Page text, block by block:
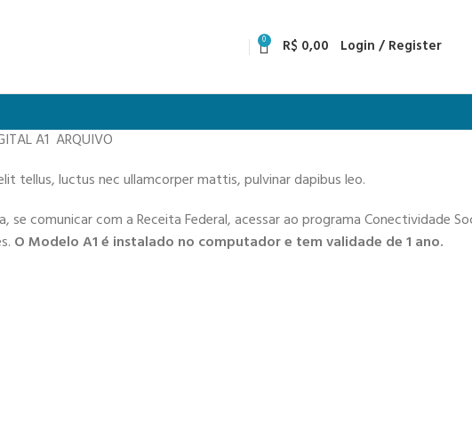
0 R$ 0,00 Login / Register
A1 ARQUIVO
tellus, luctus nec ullamcorper mattis, pulvinar dapibus leo.
se comunicar com a Receita Federal, acessar ao programa Conectividade
O Modelo A1 é instalado no computador e tem validade de 1 ano.